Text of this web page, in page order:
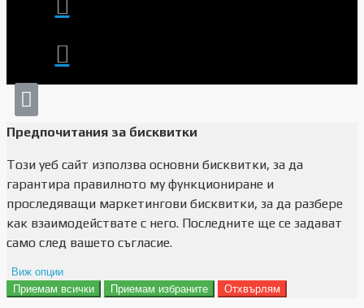
Предпочитания за бисквитки
Този уеб сайт използва основни бисквитки, за да
гарантира правилното му функциониране и
проследяващи маркетингови бисквитки, за да разбере
как взаимодействате с него. Последните ще се задават
само след вашето съгласие.
Виж опции
Препочитания за реклами
Приемам всички Приемам избраните Отхвърлям